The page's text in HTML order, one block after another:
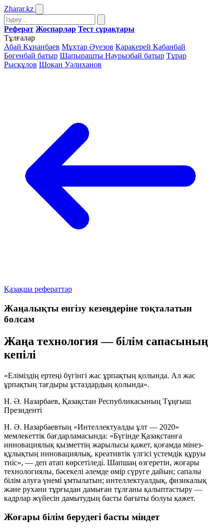
Zharar.kz
Реферат Жоспарлар Тест сұрақтары
Тұлғалар
Абай Құнанбаев Мұхтар Әуезов Қаракерей Қабанбай
Бөгенбай батыр Шапырашты Наурызбай батыр Тұрар
Рысқұлов Шоқан Уәлиханов
Қазақша рефераттар
Жаңалықты енгізу кезеңдеріне тоқталатын
болсам
Жаңа технология — білім сапасының
кепілі
«Еліміздің ертеңі бүгінгі жас ұрпақтың қолында. Ал жас
ұрпақтың тағдыры ұстаздардың қолында».
Н. Ә. Назарбаев, Қазақстан Республикасының Тұңғыш
Президенті
Н. Ә. Назарбаевтың «Интеллектуалды ұлт — 2020»
мемлекеттік бағдарламасында: «Бүгінде Қазақстанға
инновациялық қызметтің жарылысы қажет, қоғамда мінез-
құлықтың инновациялық, креативтік үлгісі үстемдік құруы
тиіс», — деп атап көрсетіледі. Шапшаң өзгеретін, жоғары
технологиялы, бәсекелі әлемде өмір сүруге дайын; сапалы
білім алуға үнемі ұмтылатын; интеллектуалдық, физикалық
және рухани тұрғыдан дамыған тұлғаны қалыптастыру —
кадрлар жүйесін дамытудың басты бағыты болуы қажет.
Жоғары білім берудегі басты міндет